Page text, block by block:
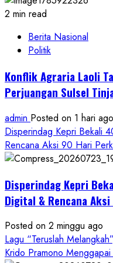
2 min read
Berita Nasional
Politik
Konflik Agraria Laoli
Perjuangan Sulsel
admin Posted on 1 hari ago
Disperindag Kepri Bekali
Rencana Aksi 90 Hari
Disperindag Kepri
Digital & Rencana
Posted on 2 minggu ago
Lagu “Teruslah
Krido Pramono